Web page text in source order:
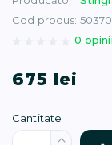
Cod produs:
0 opinii
675 lei
Cantitate